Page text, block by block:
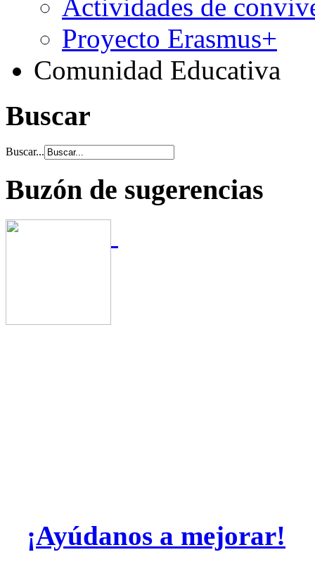
Actividades de
Proyecto Erasmus+
Comunidad Educativa
Buscar
Buscar...
Buzón de sugerencias
¡Ayúdanos a mejorar!